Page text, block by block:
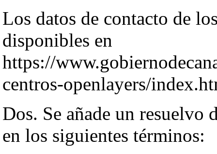
Los datos de contacto de
disponibles en
https://
centros-openlayers/
Dos. Se añade un resuelvo
en los siguientes términos: